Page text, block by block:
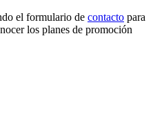
el formulario de contacto para
los planes de promoción